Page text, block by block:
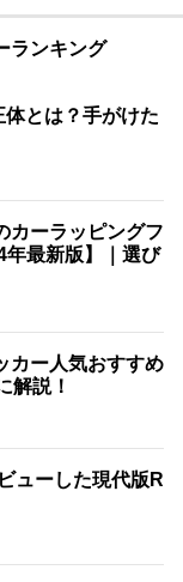
ランキング
とは？手がけた
カーラッピングフ
年最新版】｜選び
カー人気おすすめ
解説！
ューした現代版R